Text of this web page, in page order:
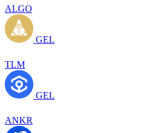
ALGO
GEL
TLM
GEL
ANKR